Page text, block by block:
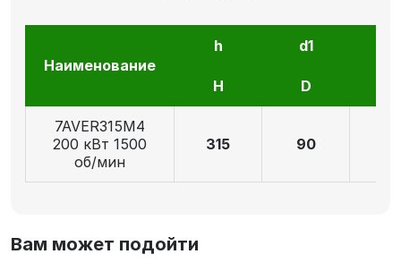
Наименование
h d1
H D
7AVER315M4
200 кВт 1500
об/мин
315 90
Вам может подойти